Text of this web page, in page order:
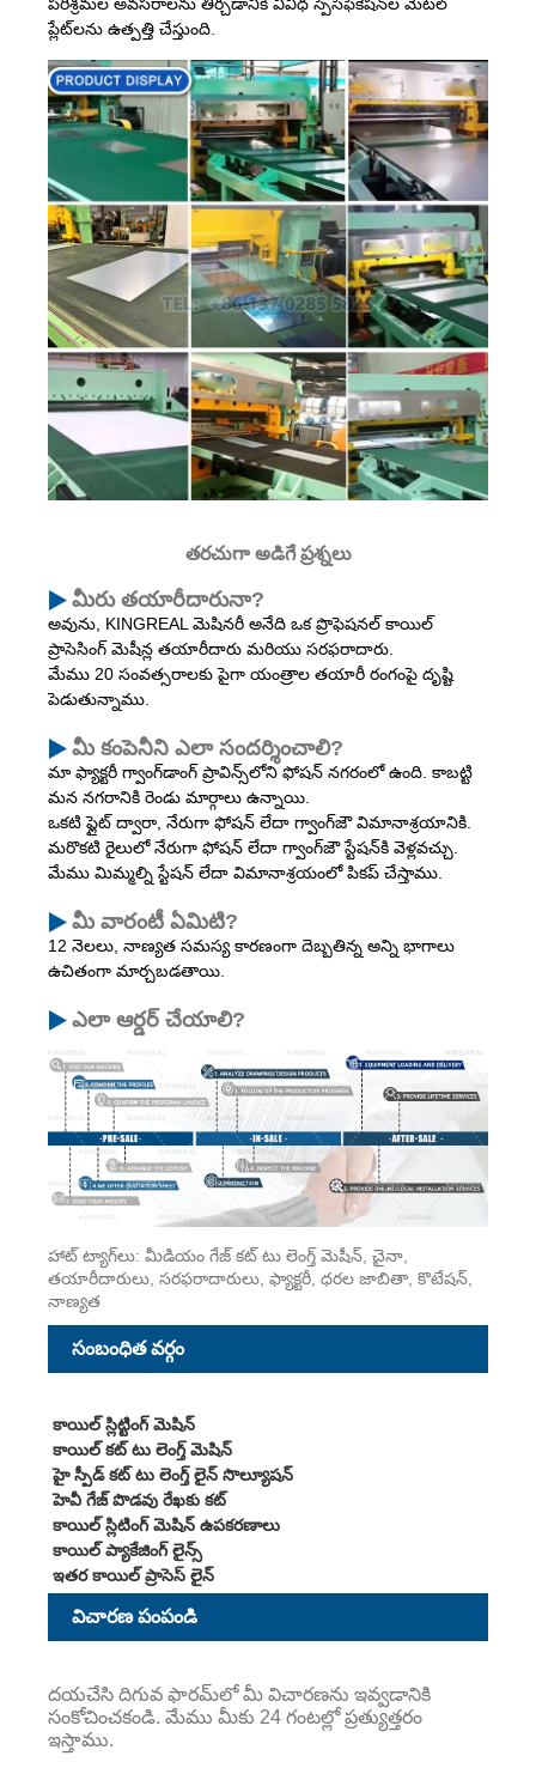
పరిశ్రమల అవసరాలను తీర్చడానికి వివిధ స్పెసిఫికేషన్‌ల మెటల్
ప్లేట్‌లను ఉత్పత్తి చేస్తుంది.
తరచుగా అడిగే ప్రశ్నలు
మీరు తయారీదారునా?
అవును, KINGREAL మెషినరీ అనేది ఒక ప్రొఫెషనల్ కాయిల్
ప్రాసెసింగ్ మెషీన్ల తయారీదారు మరియు సరఫరాదారు.
మేము 20 సంవత్సరాలకు పైగా యంత్రాల తయారీ రంగంపై దృష్టి
పెడుతున్నాము.
మీ కంపెనీని ఎలా సందర్శించాలి?
మా ఫ్యాక్టరీ గ్వాంగ్‌డాంగ్ ప్రావిన్స్‌లోని ఫోషన్ నగరంలో ఉంది. కాబట్టి
మన నగరానికి రెండు మార్గాలు ఉన్నాయి.
ఒకటి ఫ్లైట్ ద్వారా, నేరుగా ఫోషన్ లేదా గ్వాంగ్‌జౌ విమానాశ్రయానికి.
మరొకటి రైలులో నేరుగా ఫోషన్ లేదా గ్వాంగ్‌జౌ స్టేషన్‌కి వెళ్లవచ్చు.
మేము మిమ్మల్ని స్టేషన్ లేదా విమానాశ్రయంలో పికప్ చేస్తాము.
మీ వారంటీ ఏమిటి?
12 నెలలు, నాణ్యత సమస్య కారణంగా దెబ్బతిన్న అన్ని భాగాలు
ఉచితంగా మార్చబడతాయి.
ఎలా ఆర్డర్ చేయాలి?
హాట్ ట్యాగ్‌లు: మీడియం గేజ్ కట్ టు లెంగ్త్ మెషీన్, చైనా,
తయారీదారులు, సరఫరాదారులు, ఫ్యాక్టరీ, ధరల జాబితా, కొటేషన్,
నాణ్యత
సంబంధిత వర్గం
కాయిల్ స్లిట్టింగ్ మెషిన్
కాయిల్ కట్ టు లెంగ్త్ మెషిన్
హై స్పీడ్ కట్ టు లెంగ్త్ లైన్ సొల్యూషన్
హెవీ గేజ్ పొడవు రేఖకు కట్
కాయిల్ స్లిటింగ్ మెషిన్ ఉపకరణాలు
కాయిల్ ప్యాకేజింగ్ లైన్స్
ఇతర కాయిల్ ప్రాసెస్ లైన్
విచారణ పంపండి
దయచేసి దిగువ ఫారమ్‌లో మీ విచారణను ఇవ్వడానికి
సంకోచించకండి. మేము మీకు 24 గంటల్లో ప్రత్యుత్తరం
ఇస్తాము.